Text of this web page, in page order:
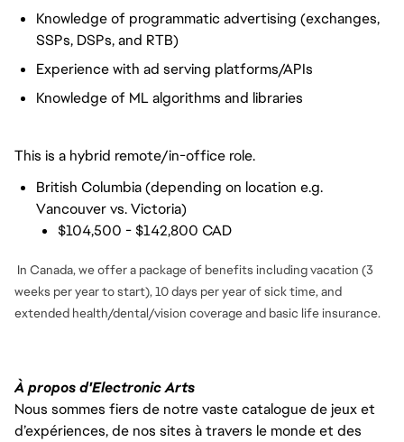
Knowledge of programmatic advertising (exchanges,
SSPs, DSPs, and RTB)
Experience with ad serving platforms/APIs
Knowledge of ML algorithms and libraries
This is a hybrid remote/in-office role.
British Columbia (depending on location e.g.
Vancouver vs. Victoria)
$104,500 - $142,800 CAD
In Canada, we offer a package of benefits including vacation (3
weeks per year to start), 10 days per year of sick time, and
extended health/dental/vision coverage and basic life insurance.
À propos d'Electronic Arts
Nous sommes fiers de notre vaste catalogue de jeux et
d’expériences, de nos sites à travers le monde et des